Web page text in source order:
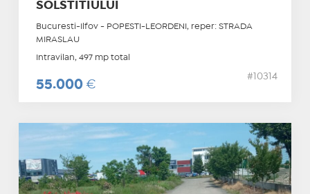
SOLSTITIULUI
Bucuresti-Ilfov - POPESTI-LEORDENI, reper: STRADA
MIRASLAU
Intravilan, 497 mp total
55.000 €
#10314